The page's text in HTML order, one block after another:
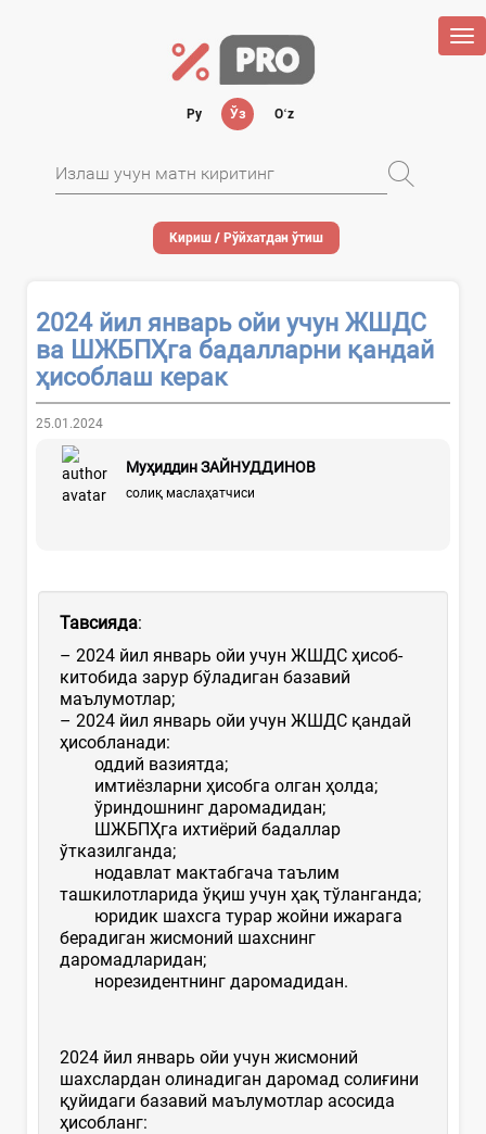
Ру Ўз Oʻz
Кириш / Рўйхатдан ўтиш
2024 йил январь ойи учун ЖШДС
ва ШЖБПҲга бадалларни қандай
ҳисоблаш керак
25.01.2024
Муҳиддин ЗАЙНУДДИНОВ
солиқ маслаҳатчиси
Тавсияда:
– 2024 йил январь ойи учун ЖШДС ҳисоб-
китобида зарур бўладиган базавий
маълумотлар;
– 2024 йил январь ойи учун ЖШДС қандай
ҳисобланади:
оддий вазиятда;
имтиёзларни ҳисобга олган ҳолда;
ўриндошнинг даромадидан;
ШЖБПҲга ихтиёрий бадаллар
ўтказилганда;
нодавлат мактабгача таълим
ташкилотларида ўқиш учун ҳақ тўланганда;
юридик шахсга турар жойни ижарага
берадиган жисмоний шахснинг
даромадларидан;
норезидентнинг даромадидан.
2024 йил январь ойи учун жисмоний
шахслардан олинадиган даромад солиғини
қуйидаги базавий маълумотлар асосида
ҳисобланг: